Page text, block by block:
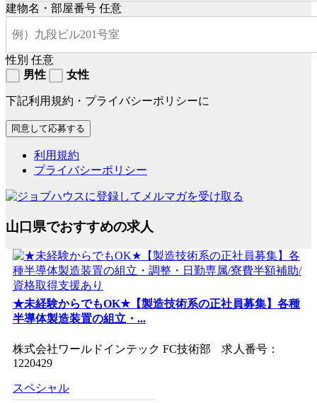
建物名・部屋番号 任意
性別 任意
男性
女性
下記利用規約・プライバシーポリシーに
利用規約
プライバシーポリシー
山口県でおすすめの求人
★未経験からでもOK★【製造技術系の正社員募集】各種
半導体製造装置の組立・...
株式会社ワールドインテック FC技術部 求人番号：
1220429
スペシャル